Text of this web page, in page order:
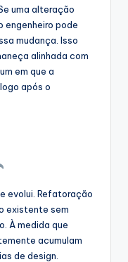
uma alteração
engenheiro pode
mudança. Isso
alinhada com
em que a
após o
evolui. Refatoração
existente sem
À medida que
acumulam
de design.